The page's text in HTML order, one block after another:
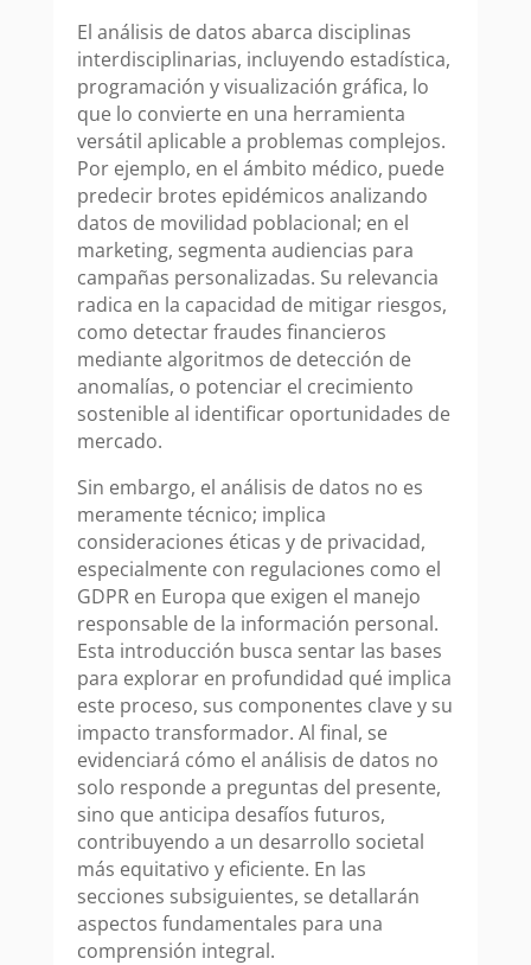
El análisis de datos abarca disciplinas
interdisciplinarias, incluyendo estadística,
programación y visualización gráfica, lo
que lo convierte en una herramienta
versátil aplicable a problemas complejos.
Por ejemplo, en el ámbito médico, puede
predecir brotes epidémicos analizando
datos de movilidad poblacional; en el
marketing, segmenta audiencias para
campañas personalizadas. Su relevancia
radica en la capacidad de mitigar riesgos,
como detectar fraudes financieros
mediante algoritmos de detección de
anomalías, o potenciar el crecimiento
sostenible al identificar oportunidades de
mercado.
Sin embargo, el análisis de datos no es
meramente técnico; implica
consideraciones éticas y de privacidad,
especialmente con regulaciones como el
GDPR en Europa que exigen el manejo
responsable de la información personal.
Esta introducción busca sentar las bases
para explorar en profundidad qué implica
este proceso, sus componentes clave y su
impacto transformador. Al final, se
evidenciará cómo el análisis de datos no
solo responde a preguntas del presente,
sino que anticipa desafíos futuros,
contribuyendo a un desarrollo societal
más equitativo y eficiente. En las
secciones subsiguientes, se detallarán
aspectos fundamentales para una
comprensión integral.